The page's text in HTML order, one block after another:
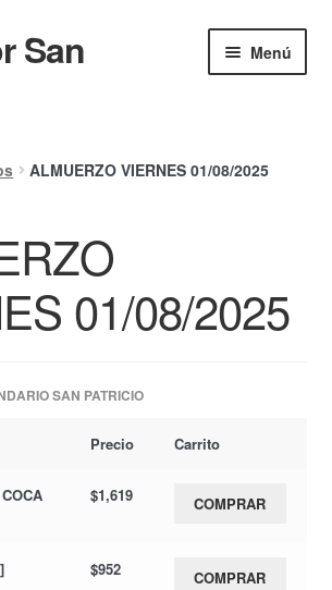
San
Menú
ALMUERZO VIERNES 01/08/2025
01/08/2025
SAN PATRICIO
Precio Carrito
$1,619 COMPRAR
$952 COMPRAR